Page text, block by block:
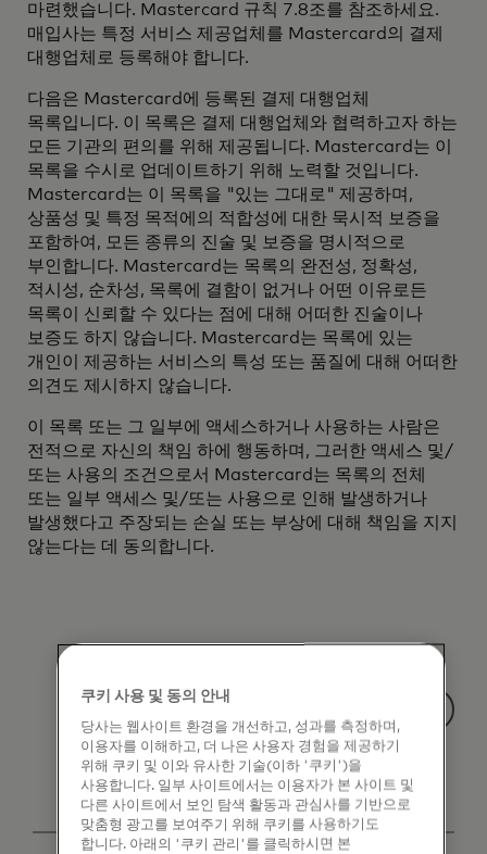
마련했습니다. Mastercard 규칙 7.8조를 참조하세요.
매입사는 특정 서비스 제공업체를 Mastercard의 결제
대행업체로 등록해야 합니다.
다음은 Mastercard에 등록된 결제 대행업체
목록입니다. 이 목록은 결제 대행업체와 협력하고자 하는
모든 기관의 편의를 위해 제공됩니다. Mastercard는 이
목록을 수시로 업데이트하기 위해 노력할 것입니다.
Mastercard는 이 목록을 "있는 그대로" 제공하며,
상품성 및 특정 목적에의 적합성에 대한 묵시적 보증을
포함하여, 모든 종류의 진술 및 보증을 명시적으로
부인합니다. Mastercard는 목록의 완전성, 정확성,
적시성, 순차성, 목록에 결함이 없거나 어떤 이유로든
목록이 신뢰할 수 있다는 점에 대해 어떠한 진술이나
보증도 하지 않습니다. Mastercard는 목록에 있는
개인이 제공하는 서비스의 특성 또는 품질에 대해 어떠한
의견도 제시하지 않습니다.
이 목록 또는 그 일부에 액세스하거나 사용하는 사람은
전적으로 자신의 책임 하에 행동하며, 그러한 액세스 및/
또는 사용의 조건으로서 Mastercard는 목록의 전체
또는 일부 액세스 및/또는 사용으로 인해 발생하거나
발생했다고 주장되는 손실 또는 부상에 대해 책임을 지지
않는다는 데 동의합니다.
쿠키 사용 및 동의 안내
당사는 웹사이트 환경을 개선하고, 성과를 측정하며,
이용자를 이해하고, 더 나은 사용자 경험을 제공하기
위해 쿠키 및 이와 유사한 기술(이하 '쿠키')을
사용합니다. 일부 사이트에서는 이용자가 본 사이트 및
다른 사이트에서 보인 탐색 활동과 관심사를 기반으로
맞춤형 광고를 보여주기 위해 쿠키를 사용하기도
합니다. 아래의 '쿠키 관리'를 클릭하시면 본